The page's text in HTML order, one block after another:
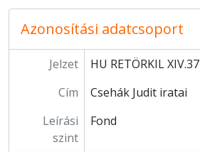
Azonosítási adatcsoport
Jelzet
HU RETÖRKIL XIV.37
Cím
Csehák Judit iratai
Leírási
szint
Fond